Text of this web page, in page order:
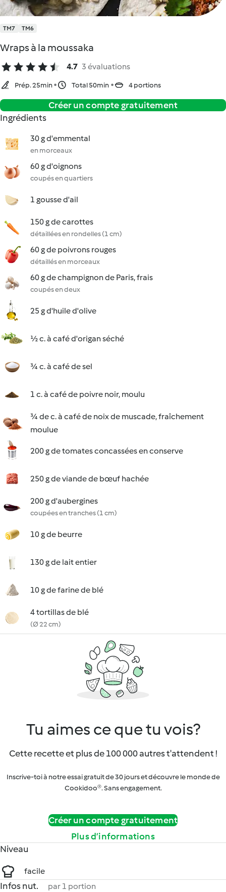
TM7 TM6
Wraps à la moussaka
4.7 3 évaluations
Prép. 25min Total 50min 4 portions
Créer un compte gratuitement
Ingrédients
30 g d'emmental
en morceaux
60 g d'oignons
coupés en quartiers
1 gousse d'ail
150 g de carottes
détaillées en rondelles (1 cm)
60 g de poivrons rouges
détaillés en morceaux
60 g de champignon de Paris, frais
coupés en deux
25 g d'huile d'olive
½ c. à café d'origan séché
¾ c. à café de sel
1 c. à café de poivre noir, moulu
¾ de c. à café de noix de muscade, fraîchement
moulue
200 g de tomates concassées en conserve
250 g de viande de bœuf hachée
200 g d'aubergines
coupées en tranches (1 cm)
10 g de beurre
130 g de lait entier
10 g de farine de blé
4 tortillas de blé
(Ø 22 cm)
Tu aimes ce que tu vois?
Cette recette et plus de 100 000 autres t'attendent !
Inscrive-toi à notre essai gratuit de 30 jours et découvre le monde de
Cookidoo®. Sans engagement.
Créer un compte gratuitement
Plus d’informations
Niveau
facile
Infos nut. par 1 portion